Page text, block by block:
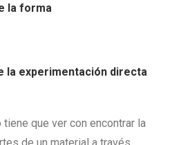
la forma
la experimentación directa
tiene que ver con encontrar la